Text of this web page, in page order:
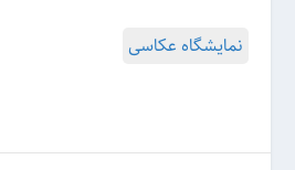
نمایشگاه عکاسی